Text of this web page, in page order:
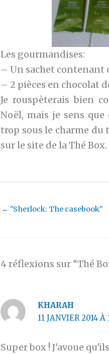
Les gourmandises:
– Un sachet contenant
– 2 pièces en chocolat
Je rouspèterais bien
Noël, mais je sens
trop sous le charme du
sur le site de la Thé Box.
← "Sherlock: The casebook"
4 réflexions sur “Thé
KHARAH
11 JANVIER 2014 À
Super box ! J'avoue